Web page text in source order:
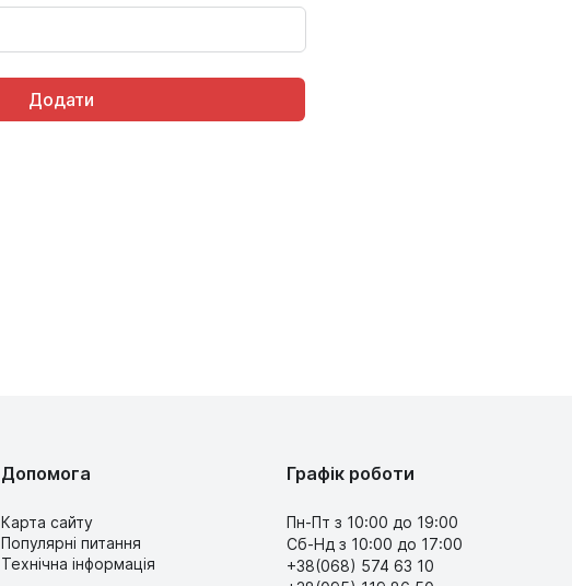
Допомога
Карта сайту
Популярні питання
Технічна інформація
Графік роботи
Пн-Пт з 10:00 до 19:00
Сб-Нд з 10:00 до 17:00
+38(068) 574 63 10